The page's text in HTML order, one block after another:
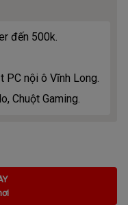
đến 500k.
PC nội ô Vĩnh Long.
Chuột Gaming.